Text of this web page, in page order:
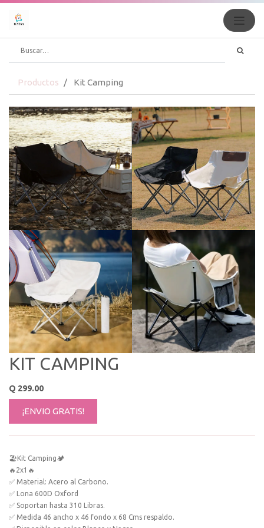
Productos Kit Camping
KIT CAMPING
Q 299.00
¡ENVIO GRATIS!
🏖Kit Camping🏕
🔥2x1🔥
✅ Material: Acero al Carbono.
✅ Lona 600D Oxford
✅ Soportan hasta 310 Libras.
✅ Medida 46 ancho x 46 fondo x 68 Cms respaldo.